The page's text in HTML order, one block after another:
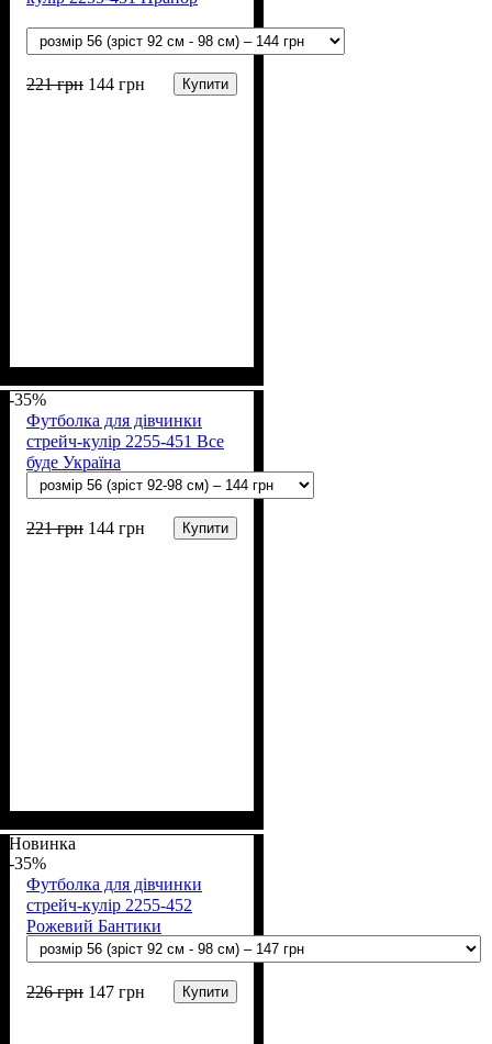
221грн 144 грн Купити
х/б, 6% лайкра)
-35%
Футболка для дівчинки
стрейч-кулір 2255-451 Все
буде Україна
221грн 144 грн Купити
х/б, 6% лайкра)
Новинка
-35%
Футболка для дівчинки
стрейч-кулір 2255-452
Рожевий Бантики
226грн 147 грн Купити